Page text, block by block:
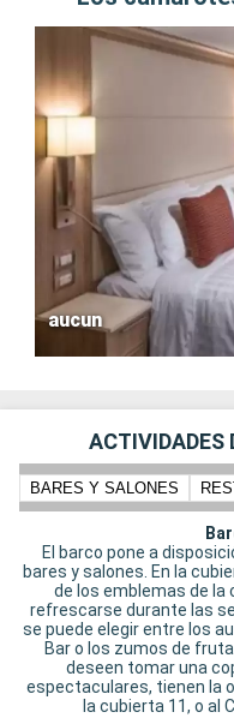
aucun
ACTIVIDADES
BARES Y SALONES
El barco pone a
bares y salones. En la
de los emblemas de la
refrescarse durante las
se puede elegir entre los
Bar o los zumos de
deseen tomar una
espectaculares, tienen la
la cubierta 11, o al